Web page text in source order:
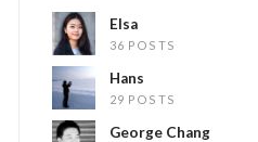
Elsa
36 POSTS
Hans
29 POSTS
George Chang